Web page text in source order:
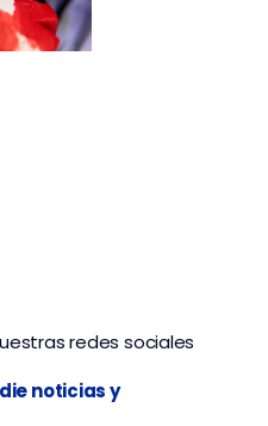
redes sociales
noticias y